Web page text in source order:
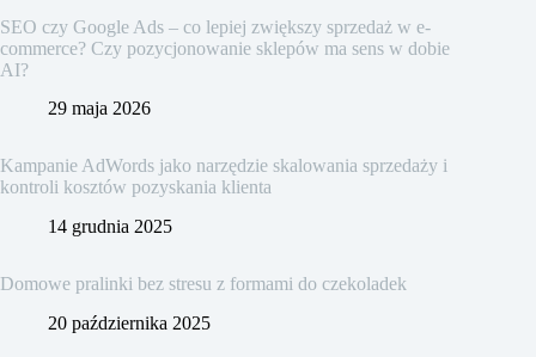
SEO czy Google Ads – co lepiej zwiększy sprzedaż w e-
commerce? Czy pozycjonowanie sklepów ma sens w dobie
AI?
29 maja 2026
Kampanie AdWords jako narzędzie skalowania sprzedaży i
kontroli kosztów pozyskania klienta
14 grudnia 2025
Domowe pralinki bez stresu z formami do czekoladek
20 października 2025